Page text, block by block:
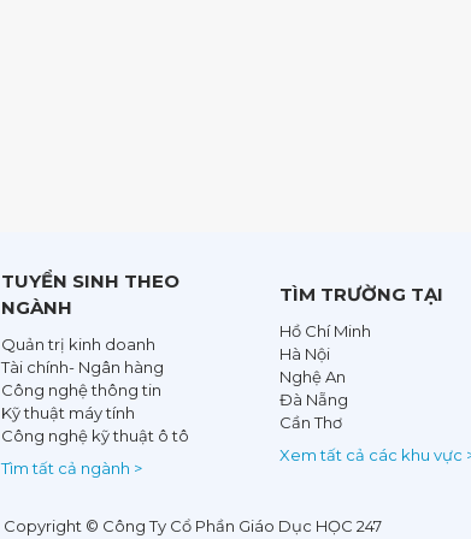
TUYỂN SINH THEO
NGÀNH
Quản trị kinh doanh
Tài chính- Ngân hàng
Công nghệ thông tin
Kỹ thuật máy tính
Công nghệ kỹ thuật ô tô
Tìm tất cả ngành >
TÌM TRƯỜNG TẠI
Hồ Chí Minh
Hà Nội
Nghệ An
Đà Nẵng
Cần Thơ
Xem tất cả các khu vực
Copyright © Công Ty Cổ Phần Giáo Dục HỌC 247